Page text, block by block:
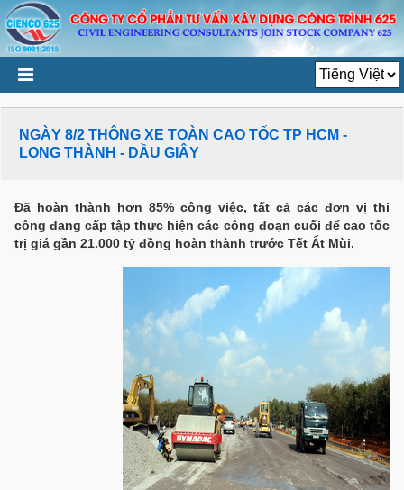
NGÀY 8/2 THÔNG XE TOÀN CAO TỐC TP HCM -
LONG THÀNH - DẦU GIÂY
Đã hoàn thành hơn 85% công việc, tất cả các đơn vị thi
công đang cấp tập thực hiện các công đoạn cuối để cao tốc
trị giá gần 21.000 tỷ đồng hoàn thành trước Tết Ất Mùi.